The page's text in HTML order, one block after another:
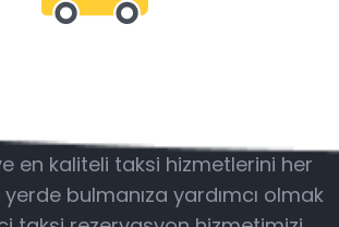
en kaliteli taksi hizmetlerini her
bulmanıza yardımcı olmak